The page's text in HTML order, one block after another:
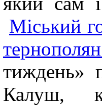
Міський
тиждень»
Калуш,